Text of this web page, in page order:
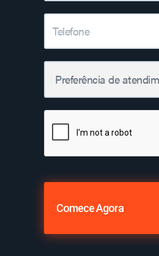
Comece Agora